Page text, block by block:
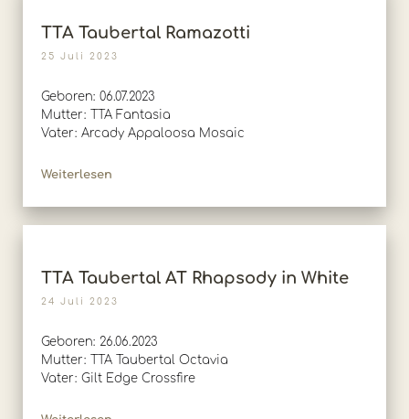
TTA Taubertal Ramazotti
25 Juli 2023
Geboren: 06.07.2023
Mutter: TTA Fantasia
Vater: Arcady Appaloosa Mosaic
Weiterlesen
TTA Taubertal AT Rhapsody in White
24 Juli 2023
Geboren: 26.06.2023
Mutter: TTA Taubertal Octavia
Vater: Gilt Edge Crossfire